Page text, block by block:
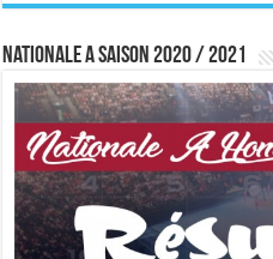
Nationale A saison 2020 / 2021